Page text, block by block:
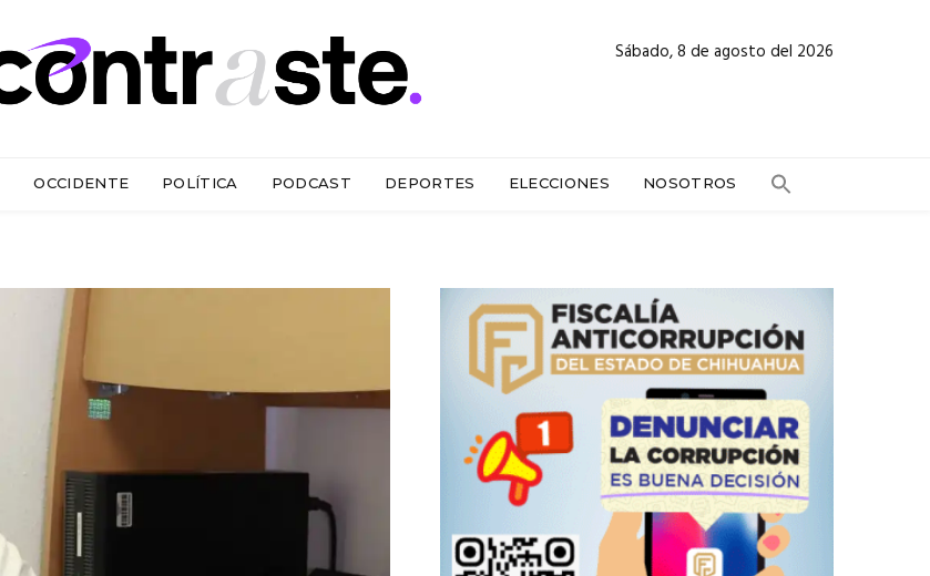
Sábado, 8 de agosto del 2026
OCCIDENTE POLÍTICA PODCAST DEPORTES ELECCIONES NOSOTROS